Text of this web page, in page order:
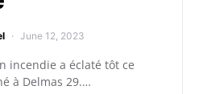
June 12, 2023
incendie a éclaté tôt ce
à Delmas 29.…